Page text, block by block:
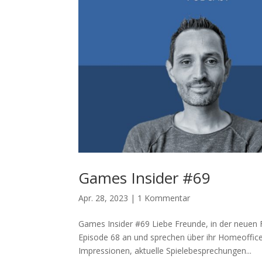
Games Insider #69
Apr. 28, 2023 | 1 Kommentar
Games Insider #69 Liebe Freunde, in der
Episode 68 an und sprechen über ihr
Impressionen, aktuelle Spielebesprechungen...